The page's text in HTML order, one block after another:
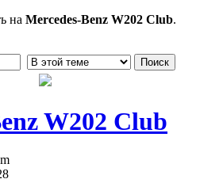
на Mercedes-Benz W202 Club.
W202 Club